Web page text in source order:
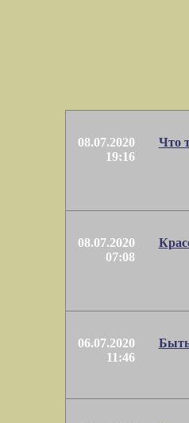
08.07.2020
19:16
Что
08.07.2020
07:08
06.07.2020
11:46